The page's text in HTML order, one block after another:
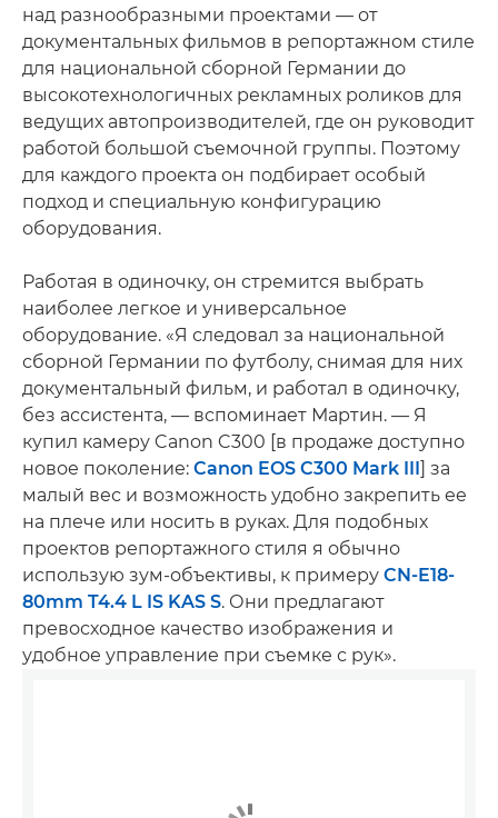
над разнообразными проектами — от
документальных фильмов в репортажном стиле
для национальной сборной Германии до
высокотехнологичных рекламных роликов для
ведущих автопроизводителей, где он руководит
работой большой съемочной группы. Поэтому
для каждого проекта он подбирает особый
подход и специальную конфигурацию
оборудования.
Работая в одиночку, он стремится выбрать
наиболее легкое и универсальное
оборудование. «Я следовал за национальной
сборной Германии по футболу, снимая для них
документальный фильм, и работал в одиночку,
без ассистента, — вспоминает Мартин. — Я
купил камеру Canon C300 [в продаже доступно
новое поколение: Canon EOS C300 Mark III] за
малый вес и возможность удобно закрепить ее
на плече или носить в руках. Для подобных
проектов репортажного стиля я обычно
использую зум-объективы, к примеру CN-E18-
80mm T4.4 L IS KAS S. Они предлагают
превосходное качество изображения и
удобное управление при съемке с рук».